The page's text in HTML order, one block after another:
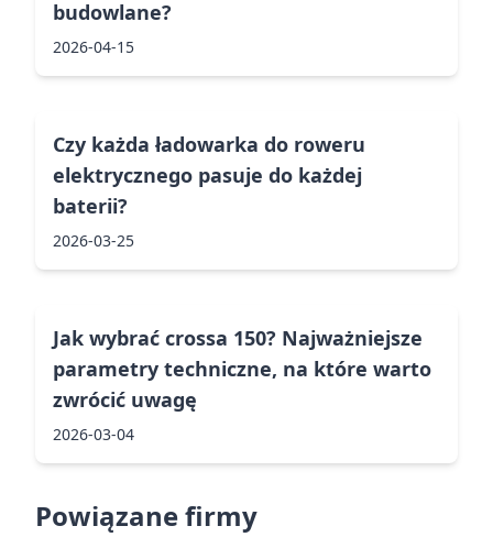
budowlane?
2026-04-15
Czy każda ładowarka do roweru
elektrycznego pasuje do każdej
baterii?
2026-03-25
Jak wybrać crossa 150? Najważniejsze
parametry techniczne, na które warto
zwrócić uwagę
2026-03-04
Powiązane firmy